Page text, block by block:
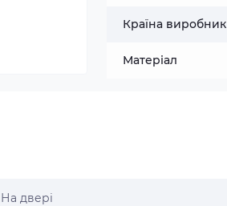
Країна виробник
Матеріал
На двері